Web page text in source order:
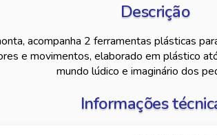
Descrição
acompanha 2 ferramentas plásticas
e movimentos, elaborado em plástico
mundo lúdico e imaginário dos
Informações